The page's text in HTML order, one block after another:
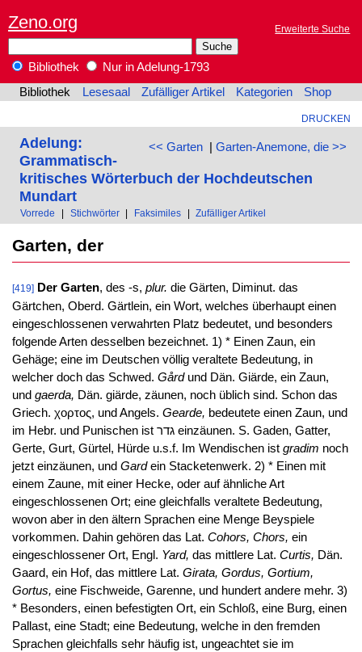
Zeno.org Erweiterte Suche
Bibliothek
Nur in Adelung-1793
Bibliothek
Lesesaal Zufälliger Artikel Kategorien Shop
DRUCKEN
<< Garten| Garten-Anemone, die >>
Adelung:
Grammatisch-
kritisches Wörterbuch der Hochdeutschen
Mundart
Vorrede Stichwörter Faksimiles Zufälliger Artikel
Garten, der
[419] Der Garten, des -s, plur. die Gärten, Diminut. das
Gärtchen, Oberd. Gärtlein, ein Wort, welches überhaupt einen
eingeschlossenen verwahrten Platz bedeutet, und besonders
folgende Arten desselben bezeichnet. 1) * Einen Zaun, ein
Gehäge; eine im Deutschen völlig veraltete Bedeutung, in
welcher doch das Schwed. Gårdund Dän. Giärde, ein Zaun,
und gaerda, Dän. giärde, zäunen, noch üblich sind. Schon das
Griech. χορτος, und Angels. Gearde, bedeutete einen Zaun, und
im Hebr. und Punischen ist גדר einzäunen. S. Gaden, Gatter,
Gerte, Gurt, Gürtel, Hürde u.s.f. Im Wendischen ist gradim noch
jetzt einzäunen, und Gardein Stacketenwerk. 2) * Einen mit
einem Zaune, mit einer Hecke, oder auf ähnliche Art
eingeschlossenen Ort; eine gleichfalls veraltete Bedeutung,
wovon aber in den ältern Sprachen eine Menge Beyspiele
vorkommen. Dahin gehören das Lat. Cohors, Chors, ein
eingeschlossener Ort, Engl. Yard, das mittlere Lat. Curtis, Dän.
Gaard, ein Hof, das mittlere Lat. Girata, Gordus, Gortium,
Gortus, eine Fischweide, Garenne, und hundert andere mehr. 3)
* Besonders, einen befestigten Ort, ein Schloß, eine Burg, einen
Pallast, eine Stadt; eine Bedeutung, welche in den fremden
Sprachen gleichfalls sehr häufig ist, ungeachtet sie im